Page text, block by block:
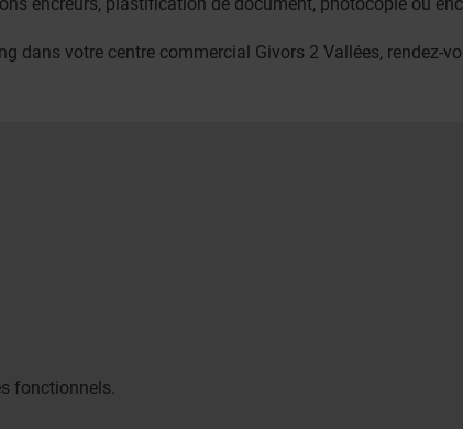
dans votre centre commercial Givors 2 Vallées, rendez-
fonctionnels.